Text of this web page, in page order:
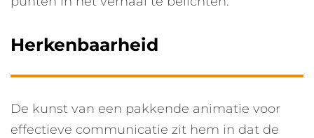
Herkenbaarheid
De kunst van een pakkende animatie voor
effectieve communicatie zit hem in dat de